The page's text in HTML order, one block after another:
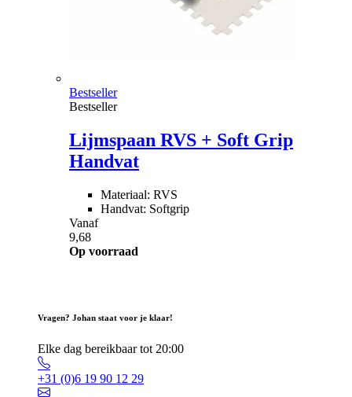
Bestseller
Bestseller
Lijmspaan RVS + Soft Grip
Handvat
Materiaal: RVS
Handvat: Softgrip
Vanaf
9,68
Op voorraad
Vragen? Johan staat voor je klaar!
Elke dag bereikbaar tot 20:00
+31 (0)6 19 90 12 29